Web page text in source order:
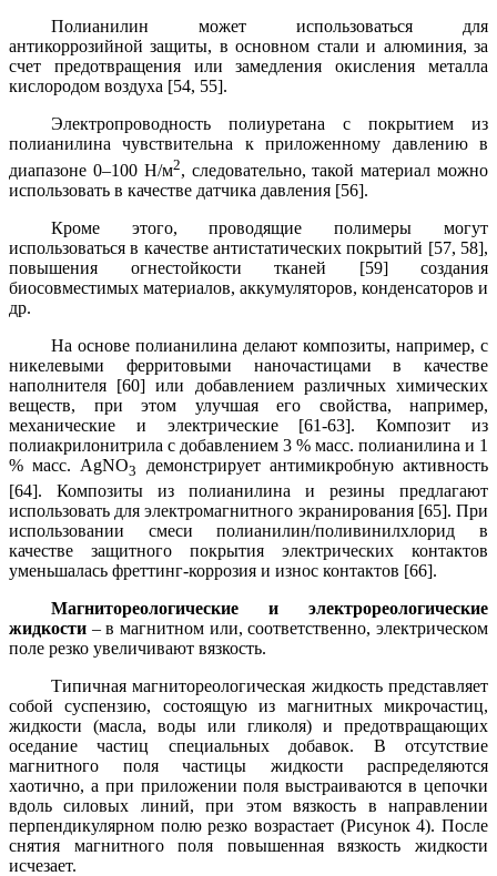
Полианилин может использоваться для
антикоррозийной защиты, в основном стали и алюминия, за
счет предотвращения или замедления окисления металла
кислородом воздуха [54, 55].
Электропроводность полиуретана с покрытием из
полианилина чувствительна к приложенному давлению в
диапазоне 0–100 Н/м2, следовательно, такой материал можно
использовать в качестве датчика давления [56].
Кроме этого, проводящие полимеры могут
использоваться в качестве антистатических покрытий [57, 58],
повышения огнестойкости тканей [59] создания
биосовместимых материалов, аккумуляторов, конденсаторов и
др.
На основе полианилина делают композиты, например, с
никелевыми ферритовыми наночастицами в качестве
наполнителя [60] или добавлением различных химических
веществ, при этом улучшая его свойства, например,
механические и электрические [61-63]. Композит из
полиакрилонитрила с добавлением 3 % масс. полианилина и 1
% масс. AgNO3
демонстрирует антимикробную активность
[64]. Композиты из полианилина и резины предлагают
использовать для электромагнитного экранирования [65]. При
использовании смеси полианилин/поливинилхлорид в
качестве защитного покрытия электрических контактов
уменьшалась фреттинг-коррозия и износ контактов [66].
Магнитореологические и электрореологические
жидкости – в магнитном или, соответственно, электрическом
поле резко увеличивают вязкость.
Типичная магнитореологическая жидкость представляет
собой суспензию, состоящую из магнитных микрочастиц,
жидкости (масла, воды или гликоля) и предотвращающих
оседание частиц специальных добавок. В отсутствие
магнитного поля частицы жидкости распределяются
хаотично, а при приложении поля выстраиваются в цепочки
вдоль силовых линий, при этом вязкость в направлении
перпендикулярном полю резко возрастает (Рисунок 4). После
снятия магнитного поля повышенная вязкость жидкости
исчезает.